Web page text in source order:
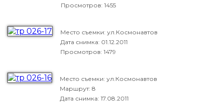
Просмотров: 1455
Место съемки: ул.Космонавтов
Дата снимка: 01.12.2011
Просмотров: 1479
Место съемки: ул.Космонавтов
Маршрут: 8
Дата снимка: 17.08.2011